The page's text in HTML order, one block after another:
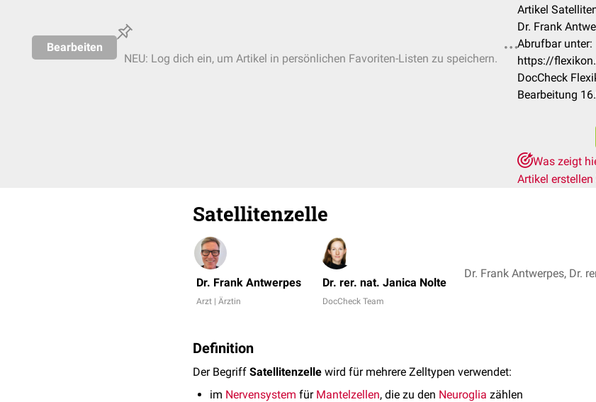
Bearbeiten
NEU: Log dich ein, um Artikel in persönlichen Favoriten-Listen zu speichern.
Artikel
Dr. Frank
Abrufbar unter:
https://
DocCheck
Bearbeitung
Was zeigt
Artikel erstellen
Satellitenzelle
Dr. Frank Antwerpes
Arzt | Ärztin
Dr. rer. nat. Janica Nolte
DocCheck Team
Dr. Frank Antwerpes, Dr.
Definition
Der Begriff Satellitenzelle wird für mehrere Zelltypen verwendet:
im Nervensystem für Mantelzellen, die zu den Neuroglia zählen